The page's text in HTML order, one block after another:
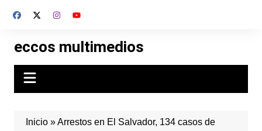
eccos multimedios
Inicio»Arrestos en El Salvador, 134 casos de